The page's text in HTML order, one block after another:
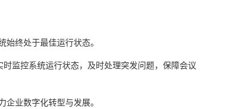
终处于最佳运行状态。
监控系统运行状态，及时处理突发问题，保障会议
业数字化转型与发展。